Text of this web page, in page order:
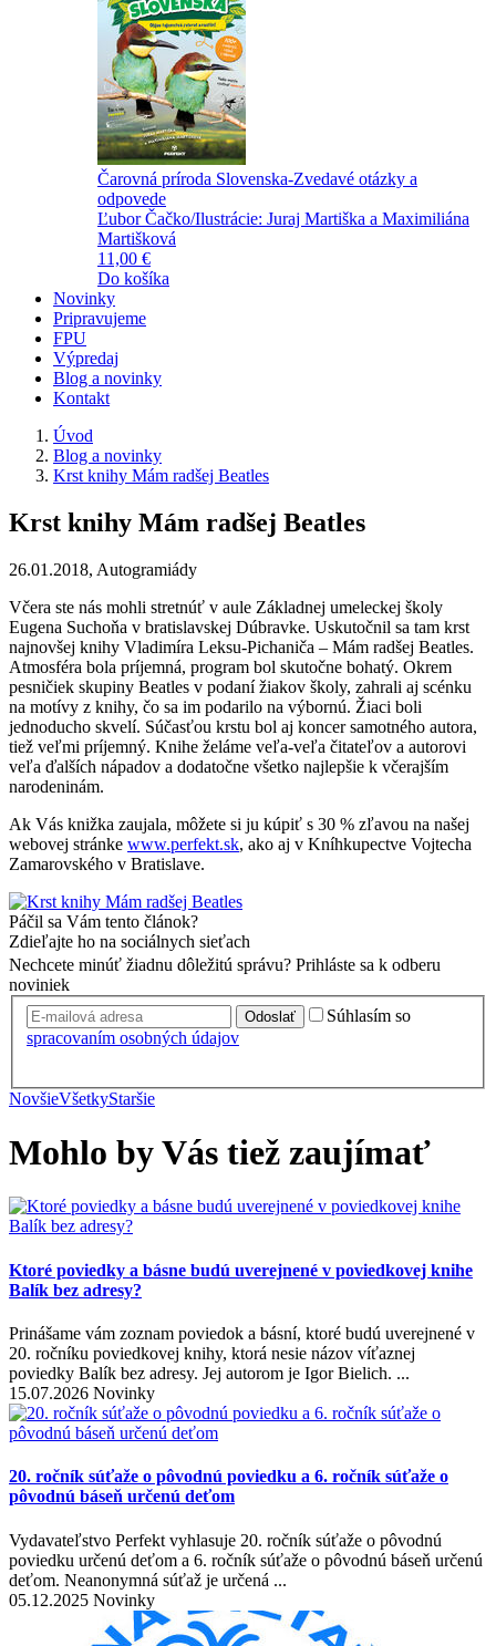
Čarovná príroda Slovenska-Zvedavé otázky a
odpovede
Ľubor Čačko/Ilustrácie: Juraj Martiška a Maximiliána
Martišková
11,00 €
Do košíka
Novinky
Pripravujeme
FPU
Výpredaj
Blog a novinky
Kontakt
Úvod
Blog a novinky
Krst knihy Mám radšej Beatles
Krst knihy Mám radšej Beatles
26.01.2018, Autogramiády
Včera ste nás mohli stretnúť v aule Základnej umeleckej školy
Eugena Suchoňa v bratislavskej Dúbravke. Uskutočnil sa tam krst
najnovšej knihy Vladimíra Leksu-Pichaniča – Mám radšej Beatles.
Atmosféra bola príjemná, program bol skutočne bohatý. Okrem
pesničiek skupiny Beatles v podaní žiakov školy, zahrali aj scénku
na motívy z knihy, čo sa im podarilo na výbornú. Žiaci boli
jednoducho skvelí. Súčasťou krstu bol aj koncer samotného autora,
tiež veľmi príjemný. Knihe želáme veľa-veľa čitateľov a autorovi
veľa ďalších nápadov a dodatočne všetko najlepšie k včerajším
narodeninám.
Ak Vás knižka zaujala, môžete si ju kúpiť s 30 % zľavou na našej
webovej stránke www.perfekt.sk, ako aj v Kníhkupectve Vojtecha
Zamarovského v Bratislave.
Páčil sa Vám tento článok?
Zdieľajte ho na sociálnych sieťach
Nechcete minúť žiadnu dôležitú správu? Prihláste sa k odberu
noviniek
Odoslať
Súhlasím so
spracovaním osobných údajov
NovšieVšetkyStaršie
Mohlo by Vás tiež zaujímať
Ktoré poviedky a básne budú uverejnené v poviedkovej knihe
Balík bez adresy?
Prinášame vám zoznam poviedok a básní, ktoré budú uverejnené v
20. ročníku poviedkovej knihy, ktorá nesie názov víťaznej
poviedky Balík bez adresy. Jej autorom je Igor Bielich. ...
15.07.2026 Novinky
20. ročník súťaže o pôvodnú poviedku a 6. ročník súťaže o
pôvodnú báseň určenú deťom
Vydavateľstvo Perfekt vyhlasuje 20. ročník súťaže o pôvodnú
poviedku určenú deťom a 6. ročník súťaže o pôvodnú báseň určenú
deťom. Neanonymná súťaž je určená ...
05.12.2025 Novinky